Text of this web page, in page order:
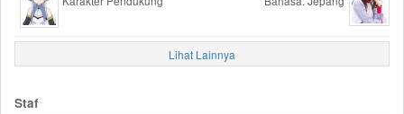
Lihat Lainnya
Staf